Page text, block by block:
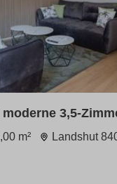
3,5-
m² Landshut